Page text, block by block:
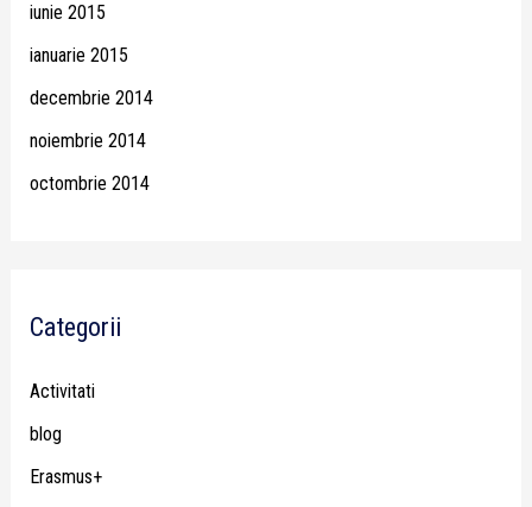
iunie 2015
ianuarie 2015
decembrie 2014
noiembrie 2014
octombrie 2014
Categorii
Activitati
blog
Erasmus+